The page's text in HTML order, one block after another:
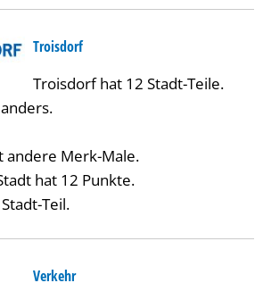
Troisdorf
Troisdorf hat 12 Stadt-Teile.
andere Merk-Male.
hat 12 Punkte.
Teil.
Verkehr